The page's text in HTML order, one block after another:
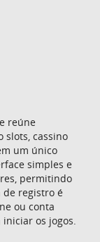
reúne
slots, cassino
um único
simples e
permitindo
de registro é
ou conta
os jogos.